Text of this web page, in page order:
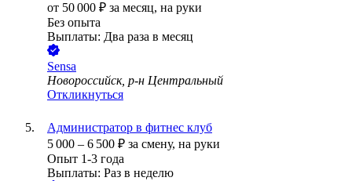
от 50 000 ₽ за месяц, на руки
Без опыта
Выплаты: Два раза в месяц
Sensa
Новороссийск, р-н Центральный
Откликнуться
Администратор в фитнес клуб
5 000 – 6 500 ₽ за смену, на руки
Опыт 1-3 года
Выплаты: Раз в неделю